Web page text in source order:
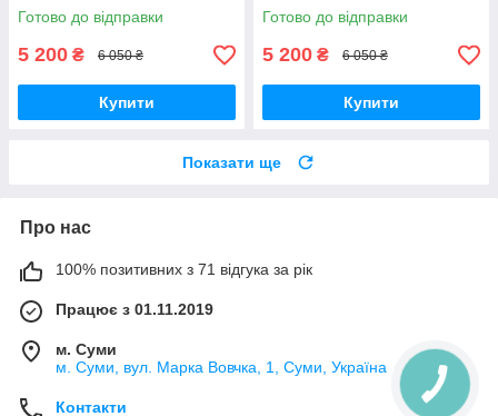
Готово до відправки
5 200 ₴ 6 050 ₴
Купити
Готово до відправки
5 200 ₴ 6 050 ₴
Купити
Показати ще
Про нас
100% позитивних з 71 відгука за рік
Працює з 01.11.2019
м. Суми
м. Суми, вул. Марка Вовчка, 1, Суми, Україна
Контакти